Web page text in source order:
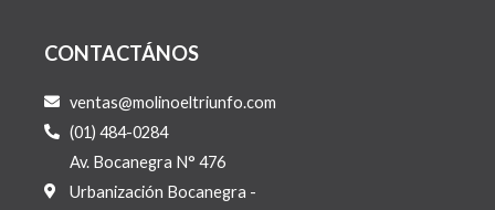
CONTACTÁNOS
ventas@molinoeltriunfo.com
(01) 484-0284
Av. Bocanegra N° 476
Urbanización Bocanegra -